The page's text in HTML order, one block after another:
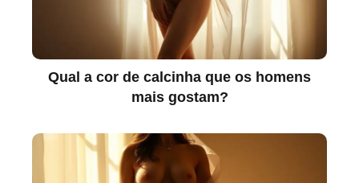
Qual a cor de calcinha que os homens
mais gostam?